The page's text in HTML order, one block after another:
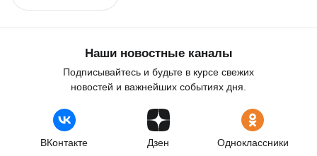
Наши новостные каналы
Подписывайтесь и будьте в курсе свежих
новостей и важнейших событиях дня.
ВКонтакте Дзен Одноклассники